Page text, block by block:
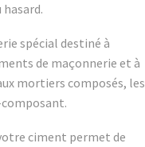
spécial destiné à
de maçonnerie et à
mortiers composés, les
ciment permet de